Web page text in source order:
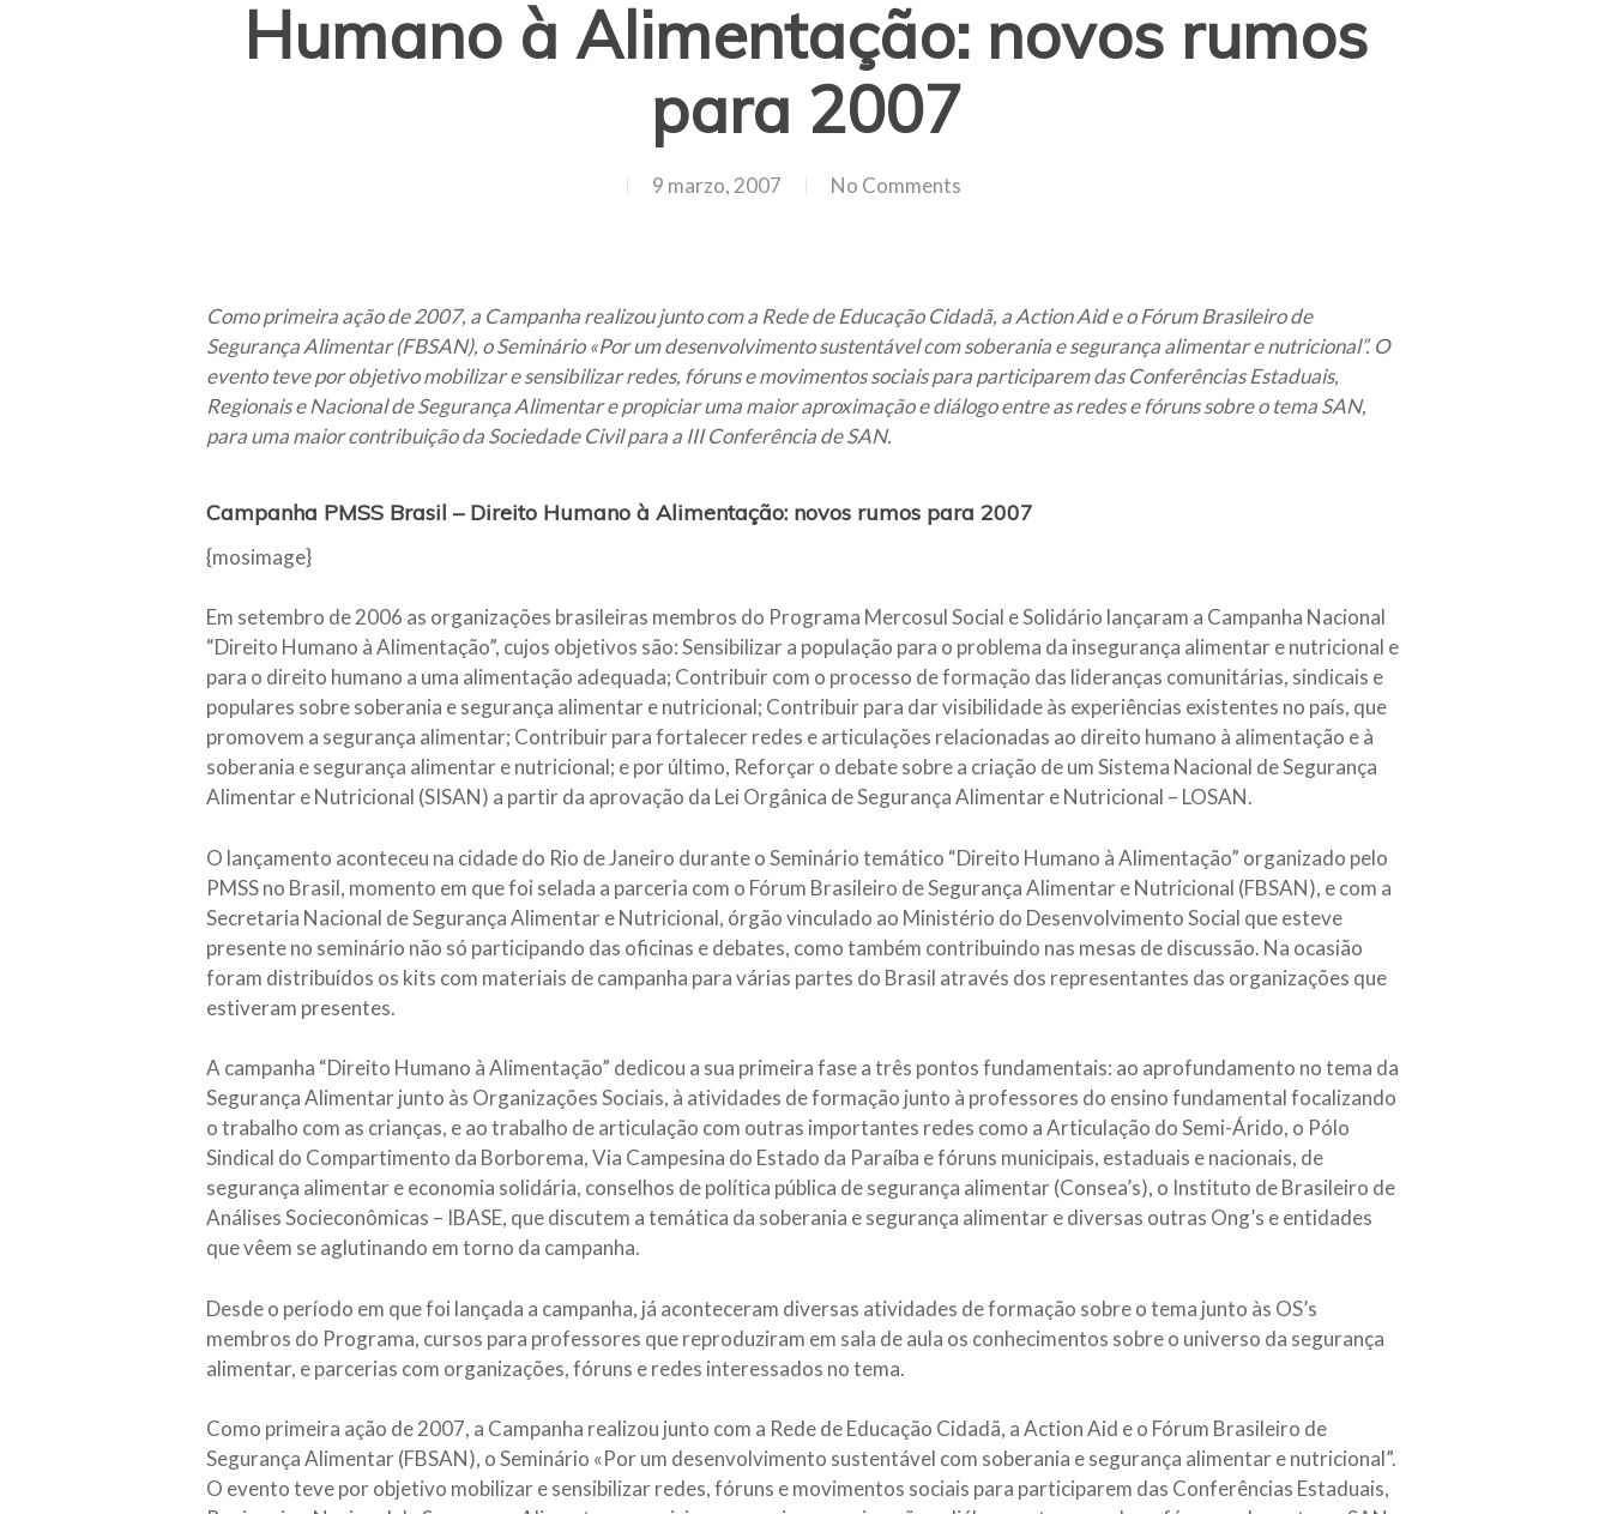
Humano à Alimentação: novos rumos
para 2007
9 marzo, 2007 No Comments
Como primeira ação de 2007, a Campanha realizou junto com a Rede de Educação Cidadã, a Action Aid e o Fórum Brasileiro de
Segurança Alimentar (FBSAN), o Seminário «Por um desenvolvimento sustentável com soberania e segurança alimentar e nutricional”. O
evento teve por objetivo mobilizar e sensibilizar redes, fóruns e movimentos sociais para participarem das Conferências Estaduais,
Regionais e Nacional de Segurança Alimentar e propiciar uma maior aproximação e diálogo entre as redes e fóruns sobre o tema SAN,
para uma maior contribuição da Sociedade Civil para a III Conferência de SAN.
Campanha PMSS Brasil – Direito Humano à Alimentação: novos rumos para 2007
{mosimage}
Em setembro de 2006 as organizações brasileiras membros do Programa Mercosul Social e Solidário lançaram a Campanha Nacional
“Direito Humano à Alimentação”, cujos objetivos são: Sensibilizar a população para o problema da insegurança alimentar e nutricional e
para o direito humano a uma alimentação adequada; Contribuir com o processo de formação das lideranças comunitárias, sindicais e
populares sobre soberania e segurança alimentar e nutricional; Contribuir para dar visibilidade às experiências existentes no país, que
promovem a segurança alimentar; Contribuir para fortalecer redes e articulações relacionadas ao direito humano à alimentação e à
soberania e segurança alimentar e nutricional; e por último, Reforçar o debate sobre a criação de um Sistema Nacional de Segurança
Alimentar e Nutricional (SISAN) a partir da aprovação da Lei Orgânica de Segurança Alimentar e Nutricional – LOSAN.
O lançamento aconteceu na cidade do Rio de Janeiro durante o Seminário temático “Direito Humano à Alimentação” organizado pelo
PMSS no Brasil, momento em que foi selada a parceria com o Fórum Brasileiro de Segurança Alimentar e Nutricional (FBSAN), e com a
Secretaria Nacional de Segurança Alimentar e Nutricional, órgão vinculado ao Ministério do Desenvolvimento Social que esteve
presente no seminário não só participando das oficinas e debates, como também contribuindo nas mesas de discussão. Na ocasião
foram distribuídos os kits com materiais de campanha para várias partes do Brasil através dos representantes das organizações que
estiveram presentes.
A campanha “Direito Humano à Alimentação” dedicou a sua primeira fase a três pontos fundamentais: ao aprofundamento no tema da
Segurança Alimentar junto às Organizações Sociais, à atividades de formação junto à professores do ensino fundamental focalizando
o trabalho com as crianças, e ao trabalho de articulação com outras importantes redes como a Articulação do Semi-Árido, o Pólo
Sindical do Compartimento da Borborema, Via Campesina do Estado da Paraíba e fóruns municipais, estaduais e nacionais, de
segurança alimentar e economia solidária, conselhos de política pública de segurança alimentar (Consea’s), o Instituto de Brasileiro de
Análises Socieconômicas – IBASE, que discutem a temática da soberania e segurança alimentar e diversas outras Ong’s e entidades
que vêem se aglutinando em torno da campanha.
Desde o período em que foi lançada a campanha, já aconteceram diversas atividades de formação sobre o tema junto às OS’s
membros do Programa, cursos para professores que reproduziram em sala de aula os conhecimentos sobre o universo da segurança
alimentar, e parcerias com organizações, fóruns e redes interessados no tema.
Como primeira ação de 2007, a Campanha realizou junto com a Rede de Educação Cidadã, a Action Aid e o Fórum Brasileiro de
Segurança Alimentar (FBSAN), o Seminário «Por um desenvolvimento sustentável com soberania e segurança alimentar e nutricional”.
O evento teve por objetivo mobilizar e sensibilizar redes, fóruns e movimentos sociais para participarem das Conferências Estaduais,